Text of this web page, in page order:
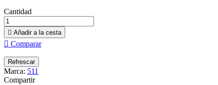
Cantidad
 Añadir a la cesta
 Comparar
Marca: 511
Compartir